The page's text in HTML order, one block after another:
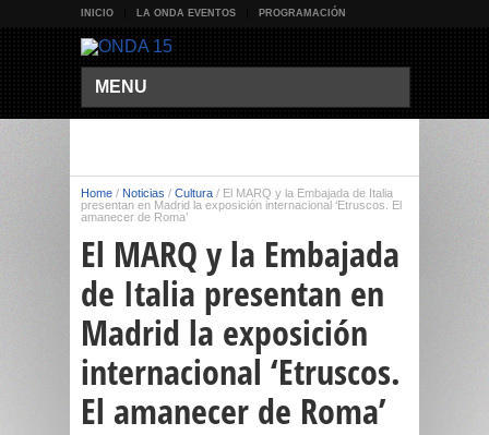
INICIO LA ONDA EVENTOS PROGRAMACIÓN
MENU
Home / Noticias / Cultura / El MARQ y la Embajada de Italia
presentan en Madrid la exposición internacional ‘Etruscos. El
amanecer de Roma’
El MARQ y la Embajada
de Italia presentan en
Madrid la exposición
internacional ‘Etruscos.
El amanecer de Roma’